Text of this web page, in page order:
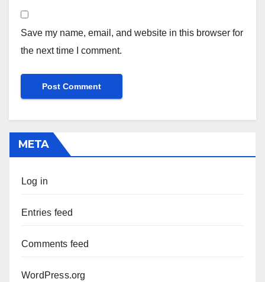
Save my name, email, and website in this browser for
the next time I comment.
META
Log in
Entries feed
Comments feed
WordPress.org